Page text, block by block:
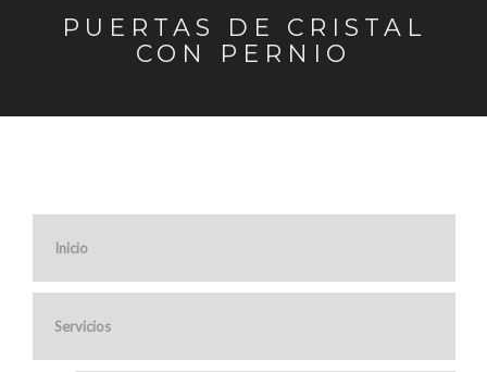
PUERTAS DE CRISTAL
CON PERNIO
Inicio
Servicios